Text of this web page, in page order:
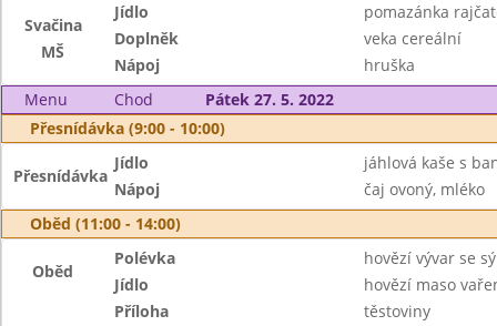
Svačina
MŠ
Jídlo
pomazánka
Doplněk
veka cereální
Nápoj
hruška
Menu
Chod
Pátek 27. 5. 2022
Přesnídávka (9:00 - 10:00)
Přesnídávka
Jídlo
jáhlová kaše s
Nápoj
čaj ovoný, mléko
Oběd (11:00 - 14:00)
Oběd
Polévka
hovězí vývar se
Jídlo
hovězí maso
Příloha
těstoviny